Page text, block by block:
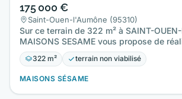
175 000 €
Saint-Ouen-l'Aumône (95310)
Sur ce terrain de 322 m² à SAINT-
MAISONS SESAME vous propose de
de construction de…
322 m² terrain non viabilisé
MAISONS SÉSAME